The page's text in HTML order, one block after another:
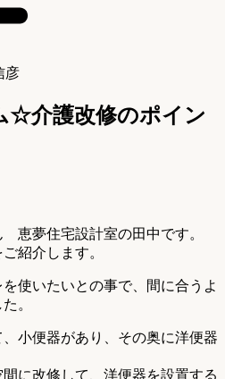
彦
☆介護改修のポイン
恵夢住宅設計室の田中です。
紹介します。
使いたいとの事で、間に合うよ
。
小便器があり、その奥に洋便器
に改修して、洋便器を設置する